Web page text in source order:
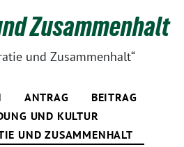
Zusammenhalt
und Zusammenhalt“
ANTRAG
BEITRAG
UND KULTUR
UND ZUSAMMENHALT